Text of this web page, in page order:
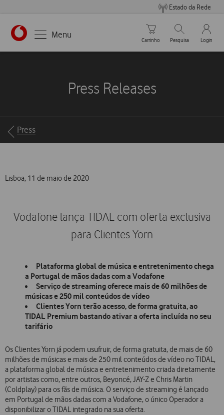
Estado da Rede
https://www.vodafone.pt
Menu
Carrinho de compras
Carrinho
Pesquisar
Pesquisa
My
Login
Press Releases
Breadcrumbs
Press
Lisboa, 11 de maio de 2020
Vodafone lança TIDAL com oferta exclusiva
para Clientes Yorn
Plataforma global de música e entretenimento chega
a Portugal de mãos dadas com a Vodafone
Serviço de streaming oferece mais de 60 milhões de
músicas e 250 mil conteúdos de vídeo
Clientes Yorn terão acesso, de forma gratuita, ao
TIDAL Premium bastando ativar a oferta incluída no seu
tarifário
Os Clientes Yorn já podem usufruir, de forma gratuita, de mais de 60
milhões de músicas e mais de 250 mil conteúdos de vídeo no TIDAL,
a plataforma global de música e entretenimento criada diretamente
por artistas como, entre outros, Beyoncé, JAY-Z e Chris Martin
(Coldplay) para os fãs de música. O serviço de streaming é lançado
em Portugal de mãos dadas com a Vodafone, o único Operador a
disponibilizar o TIDAL integrado na sua oferta.